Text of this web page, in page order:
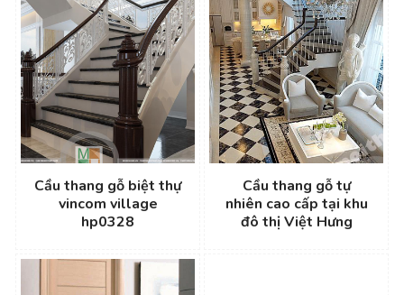
Cầu thang gỗ biệt thự
vincom village
hp0328
Cầu thang gỗ tự
nhiên cao cấp tại khu
đô thị Việt Hưng